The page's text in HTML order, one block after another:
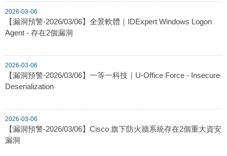
2026-03-06
【漏洞預警-2026/03/06】全景軟體｜IDExpert Windows Logon
Agent - 存在2個漏洞
2026-03-06
【漏洞預警-2026/03/06】一等一科技｜U-Office Force - Insecure
Deserialization
2026-03-06
【漏洞預警-2026/03/06】Cisco 旗下防火牆系統存在2個重大資安
漏洞